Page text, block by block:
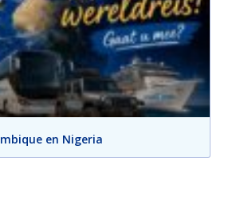
en Nigeria